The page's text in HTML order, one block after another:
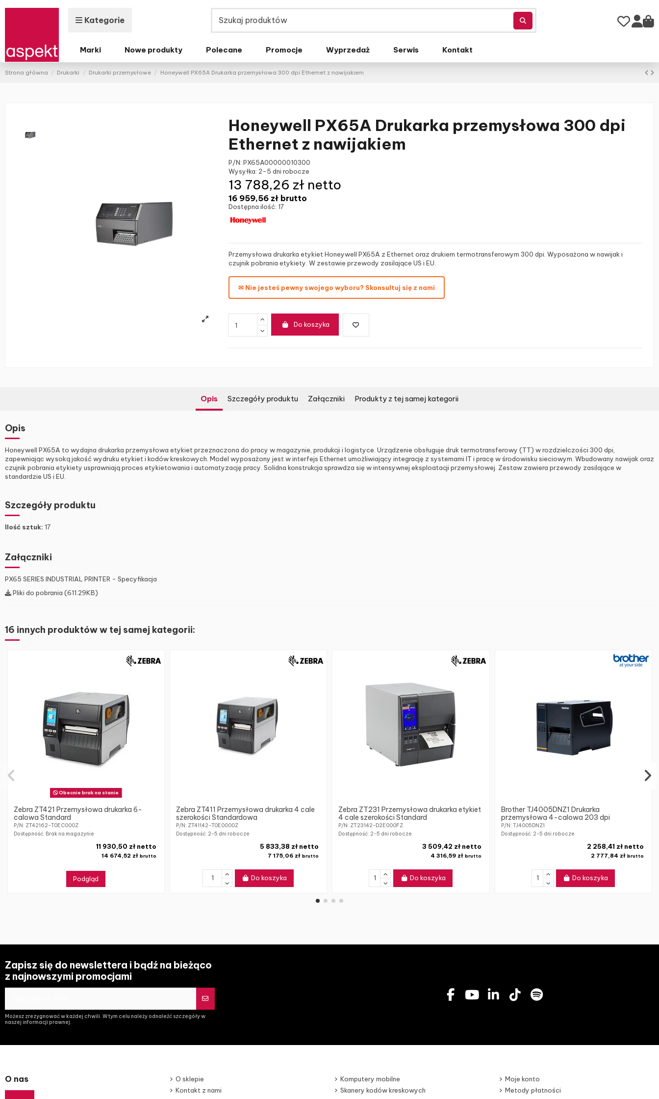
Kategorie
Marki Nowe produkty Polecane Promocje Wyprzedaż Serwis Kontakt
Strona główna Drukarki Drukarki przemysłowe Honeywell PX65A Drukarka przemysłowa 300 dpi Ethernet z nawijakiem
Honeywell PX65A Drukarka przemysłowa 300 dpi
Ethernet z nawijakiem
P/N: PX65A00000010300
Wysyłka: 2-5 dni robocze
16 959,56 zł brutto
13 788,26 zł netto
Dostępna ilość: 17
Przemysłowa drukarka etykiet Honeywell PX65A z Ethernet oraz drukiem termotransferowym 300 dpi. Wyposażona w nawijak i
czujnik pobrania etykiety. W zestawie przewody zasilające US i EU.
✉ Nie jesteś pewny swojego wyboru? Skonsultuj się z nami
Do koszyka
Opis Szczegóły produktu Załączniki Produkty z tej samej kategorii
Opis
Honeywell PX65A to wydajna drukarka przemysłowa etykiet przeznaczona do pracy w magazynie, produkcji i logistyce. Urządzenie obsługuje druk termotransferowy (TT) w rozdzielczości 300 dpi,
zapewniając wysoką jakość wydruku etykiet i kodów kreskowych. Model wyposażony jest w interfejs Ethernet umożliwiający integrację z systemami IT i pracę w środowisku sieciowym. Wbudowany nawijak oraz
czujnik pobrania etykiety usprawniają proces etykietowania i automatyzację pracy. Solidna konstrukcja sprawdza się w intensywnej eksploatacji przemysłowej. Zestaw zawiera przewody zasilające w
standardzie US i EU.
Szczegóły produktu
Ilość sztuk: 17
Załączniki
PX65 SERIES INDUSTRIAL PRINTER - Specyfikacja
Pliki do pobrania (611.29KB)
16 innych produktów w tej samej kategorii:
Obecnie brak na stanie
Zebra ZT421 Przemysłowa drukarka 6-
calowa Standard
P/N: ZT42162-T0EC000Z
Dostępność: Brak na magazynie
14 674,52 złbrutto
11 930,50 zł netto
Podgląd
Zebra ZT411 Przemysłowa drukarka 4 cale
szerokości Standardowa
P/N: ZT41142-T0E0000Z
Dostępność: 2-5 dni robocze
7 175,06 złbrutto
5 833,38 zł netto
Do koszyka
Zebra ZT231 Przemysłowa drukarka etykiet
4 cale szerokości Standard
P/N: ZT23142-D2E000FZ
Dostępność: 2-5 dni robocze
4 316,59 zł brutto
3 509,42 zł netto
Do koszyka
Brother TJ4005DNZ1 Drukarka
przemysłowa 4-calowa 203 dpi
P/N: TJ4005DNZ1
Dostępność: 2-5 dni robocze
2 777,84 zł brutto
2 258,41 zł netto
Do koszyka
Zapisz się do newslettera i bądź na bieżąco
z najnowszymi promocjami
Możesz zrezygnować w każdej chwili. W tym celu należy odnaleźć szczegóły w
naszej informacji prawnej.
O nas
O sklepie
Kontakt z nami
Komputery mobilne
Skanery kodów kreskowych
Moje konto
Metody płatności